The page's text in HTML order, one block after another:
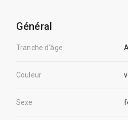
Général
Tranche d'âge
Couleur
Sexe